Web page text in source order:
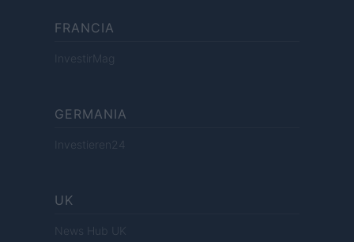
FRANCIA
InvestirMag
GERMANIA
Investieren24
UK
News Hub UK